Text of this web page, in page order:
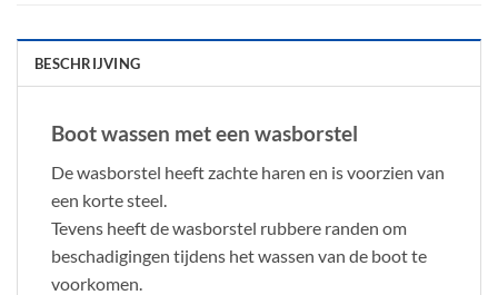
BESCHRIJVING
Boot wassen met een wasborstel
De wasborstel heeft zachte haren en is voorzien van
een korte steel.
Tevens heeft de wasborstel rubbere randen om
beschadigingen tijdens het wassen van de boot te
voorkomen.